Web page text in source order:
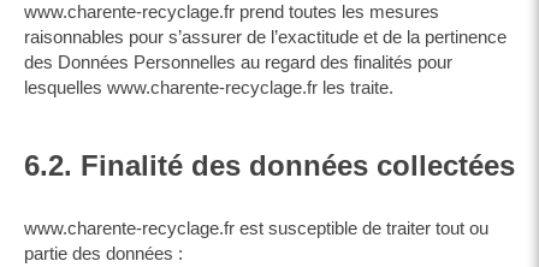
www.charente-recyclage.fr prend toutes les mesures
raisonnables pour s’assurer de l’exactitude et de la pertinence
des Données Personnelles au regard des finalités pour
lesquelles www.charente-recyclage.fr les traite.
6.2. Finalité des données collectées
www.charente-recyclage.fr est susceptible de traiter tout ou
partie des données :